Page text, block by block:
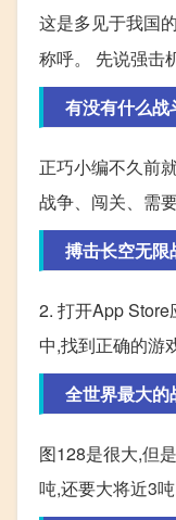
这是多见于我国
称呼。 先说强击
有没有什么
正巧小编不久前
战争、闯关、需
搏击长空无
2. 打开App Store
中,找到正确的游
全世界最大
图128是很大,但
吨,还要大将近3